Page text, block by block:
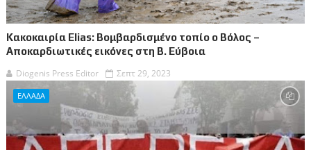
Κακοκαιρία Elias: Βομβαρδισμένο τοπίο ο Βόλος –
Αποκαρδιωτικές εικόνες στη Β. Εύβοια
Diogenis Press Editor
Σεπτ 29, 2023
ΕΛΛΑΔΑ